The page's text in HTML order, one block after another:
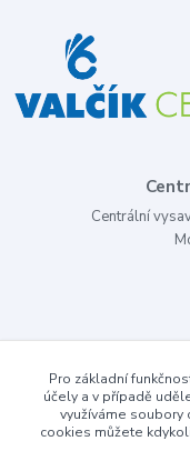
Centrální
Pro základní
účely a v případě
využíváme soubory
cookies můžete